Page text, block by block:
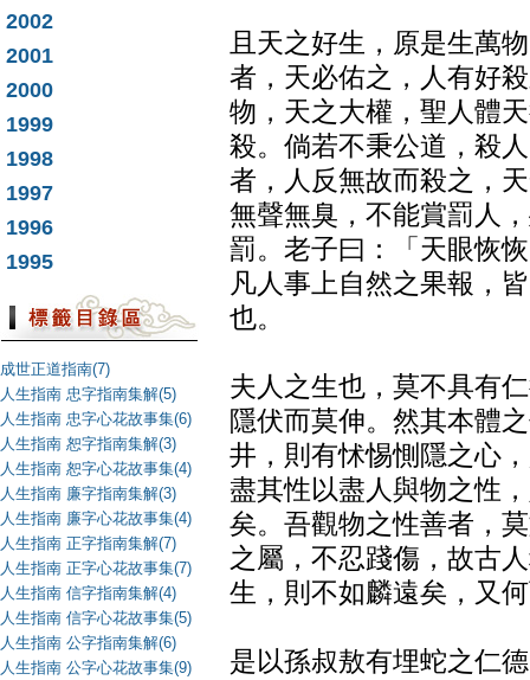
2002
2001
2000
1999
1998
1997
1996
1995
成世正道指南(7)
人生指南 忠字指南集解(5)
人生指南 忠字心花故事集(6)
人生指南 恕字指南集解(3)
人生指南 恕字心花故事集(4)
人生指南 廉字指南集解(3)
人生指南 廉字心花故事集(4)
人生指南 正字指南集解(7)
人生指南 正字心花故事集(7)
人生指南 信字指南集解(4)
人生指南 信字心花故事集(5)
人生指南 公字指南集解(6)
人生指南 公字心花故事集(9)
且天之好生，原是生萬
者，天必佑之，人有好
物，天之大權，聖人體
殺。倘若不秉公道，殺
者，人反無故而殺之，
無聲無臭，不能賞罰人
罰。老子曰：「天眼恢
凡人事上自然之果報，
也。
夫人之生也，莫不具有
隱伏而莫伸。然其本體
井，則有怵惕惻隱之心
盡其性以盡人與物之性
矣。吾觀物之性善者，
之屬，不忍踐傷，故古
生，則不如麟遠矣，又
是以孫叔敖有埋蛇之仁